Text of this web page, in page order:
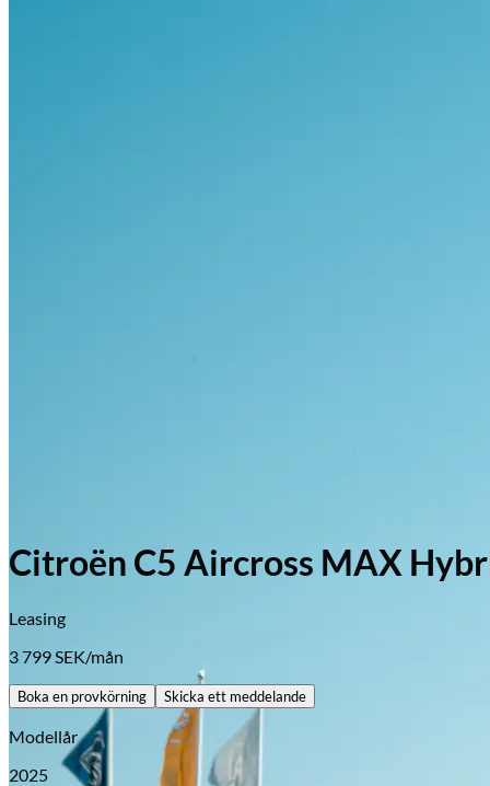
Citroën C5 Aircross MAX
Leasing
3 799 SEK/mån
Boka en provkörning Skicka ett meddelande
Modellår
2025